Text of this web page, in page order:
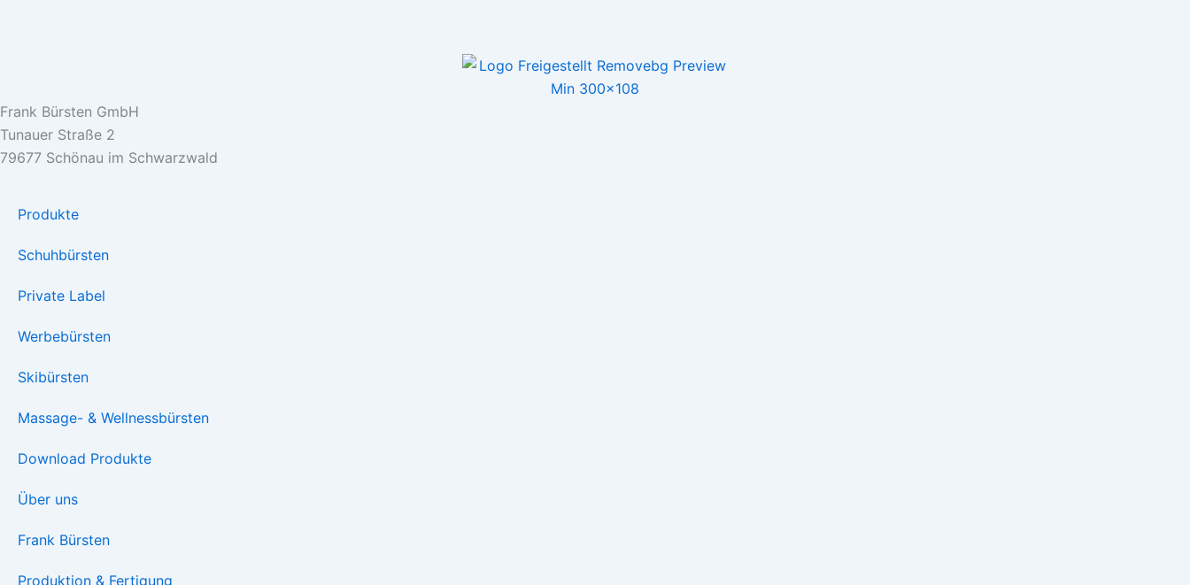
Frank Bürsten GmbH
Tunauer Straße 2
79677 Schönau im Schwarzwald
Produkte
Schuhbürsten
Private Label
Werbebürsten
Skibürsten
Massage- & Wellnessbürsten
Download Produkte
Über uns
Frank Bürsten
Produktion & Fertigung